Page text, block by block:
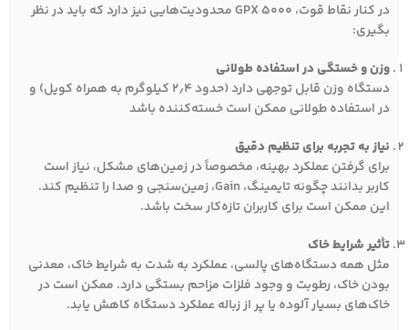
در کنار نقاط قوت، GPX 5000 محدودیت‌هایی نیز دارد که باید در نظر
بگیری:
وزن و خستگی در استفاده طولانی
دستگاه وزن قابل توجهی دارد (حدود ۲٫۴ کیلوگرم به همراه کویل) و
در استفاده طولانی ممکن است خسته‌کننده باشد
نیاز به تجربه برای تنظیم دقیق
برای گرفتن عملکرد بهینه، مخصوصاً در زمین‌های مشکل، نیاز است
کاربر بدانند چگونه تایمینگ، Gain، زمین‌سنجی و صدا را تنظیم کند.
این ممکن است برای کاربران تازه‌کار سخت باشد.
تأثیر شرایط خاک
مثل همه دستگاه‌های پالسی، عملکرد به شدت به شرایط خاک، معدنی
بودن خاک، رطوبت و وجود فلزات مزاحم بستگی دارد. ممکن است در
خاک‌های بسیار آلوده یا پر از زباله عملکرد دستگاه کاهش یابد.